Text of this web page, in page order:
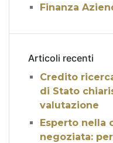
Finanza
Articoli recenti
Credito
di Stato
valutazione
Esperto nella
negoziata: